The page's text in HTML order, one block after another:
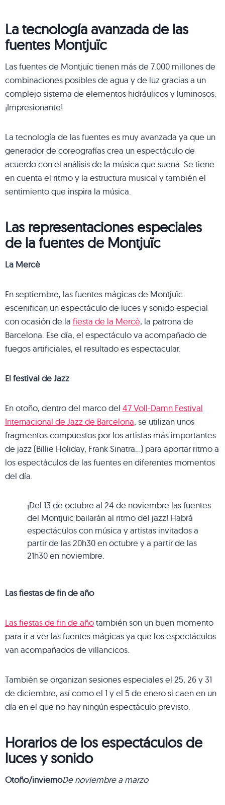
La tecnología avanzada de las
fuentes Montjuïc
Las fuentes de Montjuïc tienen más de 7.000 millones de
combinaciones posibles de agua y de luz gracias a un
complejo sistema de elementos hidráulicos y luminosos.
¡Impresionante!
La tecnología de las fuentes es muy avanzada ya que un
generador de coreografías crea un espectáculo de
acuerdo con el análisis de la música que suena. Se tiene
en cuenta el ritmo y la estructura musical y también el
sentimiento que inspira la música.
Las representaciones especiales
de la fuentes de Montjuïc
La Mercè
En septiembre, las fuentes mágicas de Montjuïc
escenifican un espectáculo de luces y sonido especial
con ocasión de la fiesta de la Mercè, la patrona de
Barcelona. Ese día, el espectáculo va acompañado de
fuegos artificiales, el resultado es espectacular.
El festival de Jazz
En otoño, dentro del marco del 47 Voll-Damn Festival
Internacional de Jazz de Barcelona, se utilizan unos
fragmentos compuestos por los artistas más importantes
de jazz (Billie Holiday, Frank Sinatra…) para aportar ritmo a
los espectáculos de las fuentes en diferentes momentos
del día.
¡Del 13 de octubre al 24 de noviembre las fuentes
del Montjuïc bailarán al ritmo del jazz! Habrá
espectáculos con música y artistas invitados a
partir de las 20h30 en octubre y a partir de las
21h30 en noviembre.
Las fiestas de fin de año
Las fiestas de fin de añotambién son un buen momento
para ir a ver las fuentes mágicas ya que los espectáculos
van acompañados de villancicos.
También se organizan sesiones especiales el 25, 26 y 31
de diciembre, así como el 1 y el 5 de enero si caen en un
día en el que no hay ningún espectáculo previsto.
Horarios de los espectáculos de
luces y sonido
Otoño/inviernoDe noviembre a marzo